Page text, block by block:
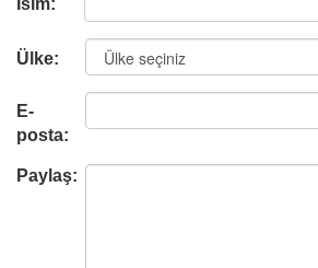
Ülke:
E-
posta:
Paylaş: